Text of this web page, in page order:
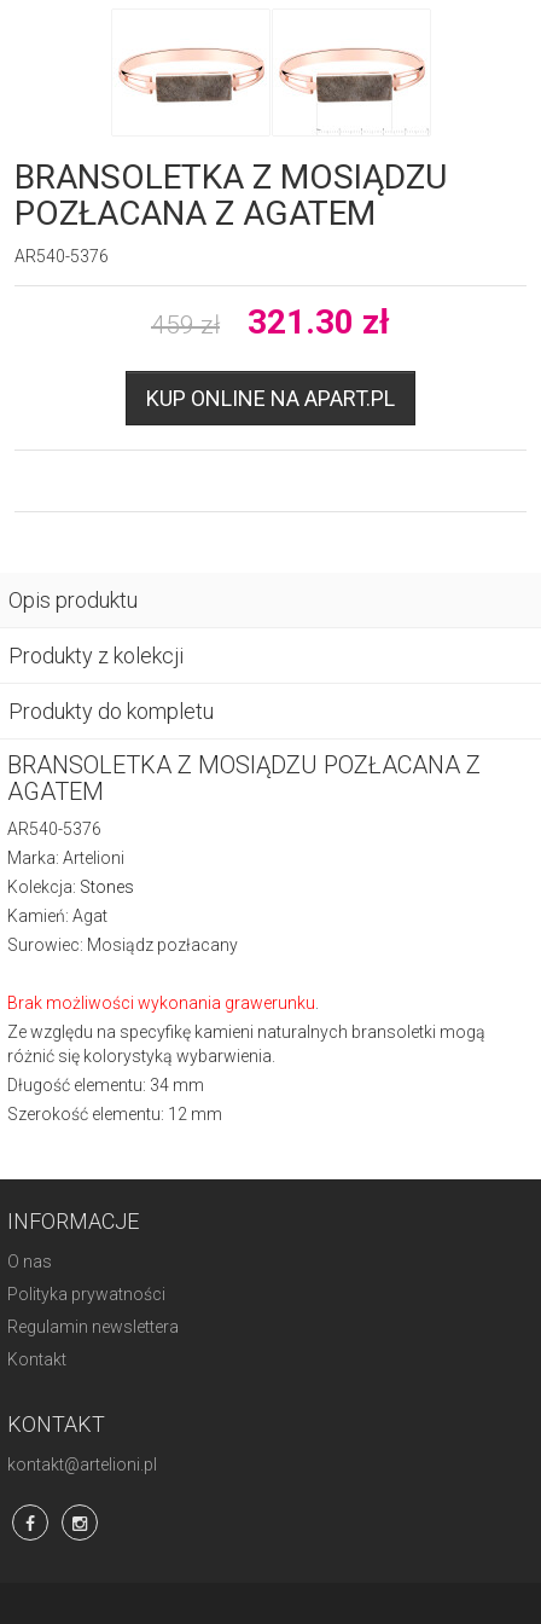
BRANSOLETKA Z MOSIĄDZU
POZŁACANA Z AGATEM
AR540-5376
459 zł 321.30 zł
KUP ONLINE NA APART.PL
Opis produktu
Produkty z kolekcji
Produkty do kompletu
BRANSOLETKA Z MOSIĄDZU POZŁACANA Z
AGATEM
AR540-5376
Marka: Artelioni
Kolekcja: Stones
Kamień: Agat
Surowiec: Mosiądz pozłacany
Brak możliwości wykonania grawerunku
Ze względu na specyfikę kamieni naturalnych bransoletki mogą
różnić się kolorystyką wybarwienia.
Długość elementu: 34 mm
Szerokość elementu: 12 mm
INFORMACJE
O nas
Polityka prywatności
Regulamin newslettera
Kontakt
KONTAKT
kontakt@artelioni.pl